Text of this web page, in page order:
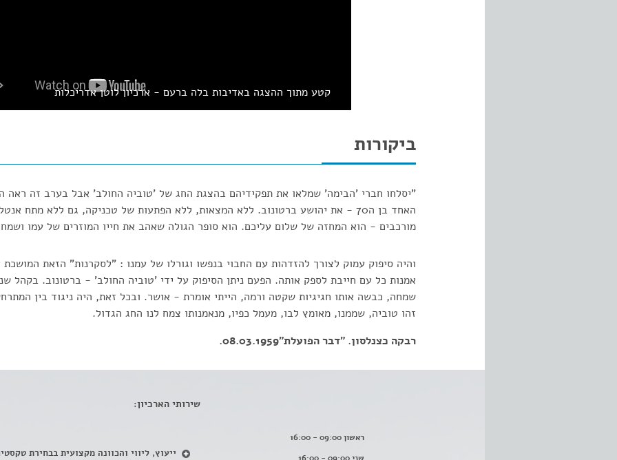
קטע מתוך ההצגה באדיבות בלה ברעם - ארכיון לוטן אדריכלות
ביקורות
"יסלחו חברי 'הבימה' שמלאו את תפקידיהם בהצגת החג של 'טוביה החולב' אבל בערב זה ראה
האחד בן ה70 - את יהושע ברטונוב. ללא המצאות, ללא הפתעות של טכניקה, גם ללא מתח
מורכבים - הוא המחזה של שלום עליכם. הוא סופר הגולה שאהב את חייו המוזרים של עמו ושמח
והיה סיפוק עמוק לצורך להזדהות עם החבוי בנפשו וגורלו של עמנו : "לסקרנות" הזאת
אמנות כל עם חייבת לספק אותה. הפעם ניתן הסיפוק על ידי 'טוביה החולב' - ברטונוב. בקהל
שמחה, כבשה אותו חגיגיות שקטה ורמה, הייתי אומרת - אושר. ובכל זאת, היה ניגוד בין
זהו טוביה, שממנו, מאומץ לבו, מעמל כפיו, מנאמנותו צמח לנו החג הגדול.
רבקה כצנלסון. "דבר הפועלת"08.03.1959.
ראשון 09:00 - 16:00
שירותי הארכיון:
ייעוץ, ליווי והכוונה מקצועית בבחירת